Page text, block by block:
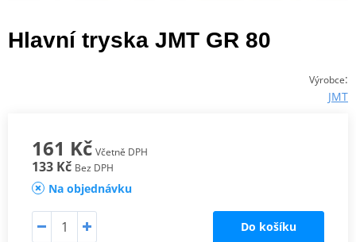
Hlavní tryska JMT GR 80
Výrobce:
JMT
161 Kč Včetně DPH
133 Kč Bez DPH
Na objednávku
Do košíku